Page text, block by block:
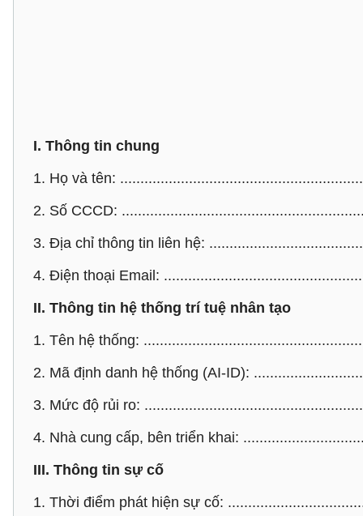
I. Thông tin chung
1. Họ và tên:
2. Số CCCD:
3. Địa chỉ thông tin liên hệ:
4. Điện thoại Email:
II. Thông tin hệ thống trí tuệ nhân tạo
1. Tên hệ thống:
2. Mã định danh hệ thống (AI-ID):
3. Mức độ rủi ro:
4. Nhà cung cấp, bên triển khai:
III. Thông tin sự cố
1. Thời điểm phát hiện sự cố: